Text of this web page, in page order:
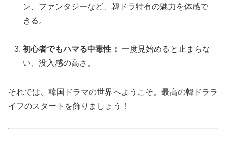
ン、ファンタジーなど、韓ドラ特有の魅力を体感で
きる。
初心者でもハマる中毒性： 一度見始めると止まらな
い、没入感の高さ。
それでは、韓国ドラマの世界へようこそ。最高の韓ドララ
イフのスタートを飾りましょう！